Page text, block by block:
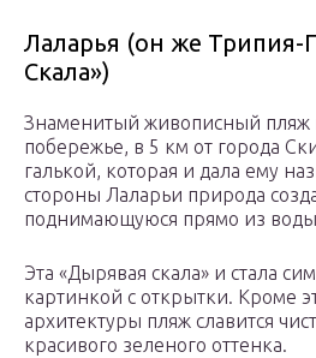
Лаларья (он же Трипия-
Скала»)
Знаменитый живописный пляж
побережье, в 5 км от города
галькой, которая и дала ему
стороны Лаларьи природа
поднимающуюся прямо из
Эта «Дырявая скала» и стала
картинкой с открытки. Кроме
архитектуры пляж славится
красивого зеленого оттенка.